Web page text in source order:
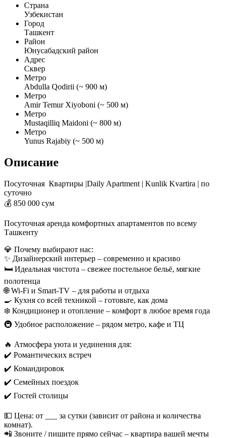
Страна
Узбекистан
Город
Ташкент
Район
Юнусабадский район
Адрес
Сквер
Метро
Abdulla Qodirii (~ 900 м)
Метро
Amir Temur Xiyoboni (~ 500 м)
Метро
Mustaqilliq Maidoni (~ 800 м)
Метро
Yunus Rajabiy (~ 500 м)
Описание
Посуточная Квартиры |Daily Apartment | Kunlik Kvartira | по
суточно
💰 850 000 сум
Посуточная аренда комфортных апартаментов по всему
Ташкенту
💎 Почему выбирают нас:
✨ Дизайнерский интерьер – современно и красиво
🛏 Идеальная чистота – свежее постельное бельё, мягкие
полотенца
🌐 Wi-Fi и Smart-TV – для работы и отдыха
🍳 Кухня со всей техникой – готовьте, как дома
❄️ Кондиционер и отопление – комфорт в любое время года
🚇 Удобное расположение – рядом метро, кафе и ТЦ
🔥 Атмосфера уюта и уединения для:
✔️ Романтических встреч
✔️ Командировок
✔️ Семейных поездок
✔️ Гостей столицы
💵 Цена: от ___ за сутки (зависит от района и количества
комнат).
📲 Звоните / пишите прямо сейчас – квартира вашей мечты